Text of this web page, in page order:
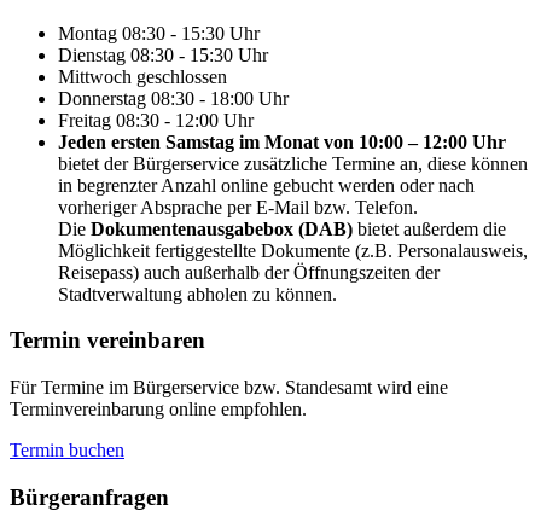
Montag 08:30 - 15:30 Uhr
Dienstag 08:30 - 15:30 Uhr
Mittwoch geschlossen
Donnerstag 08:30 - 18:00 Uhr
Freitag 08:30 - 12:00 Uhr
Jeden ersten Samstag im Monat von 10:00 – 12:00 Uhr
bietet der Bürgerservice zusätzliche Termine an, diese können
in begrenzter Anzahl online gebucht werden oder nach
vorheriger Absprache per E-Mail bzw. Telefon.
Die Dokumentenausgabebox (DAB) bietet außerdem die
Möglichkeit fertiggestellte Dokumente (z.B. Personalausweis,
Reisepass) auch außerhalb der Öffnungszeiten der
Stadtverwaltung abholen zu können.
Termin vereinbaren
Für Termine im Bürgerservice bzw. Standesamt wird eine
Terminvereinbarung online empfohlen.
Termin buchen
Bürger­anfragen